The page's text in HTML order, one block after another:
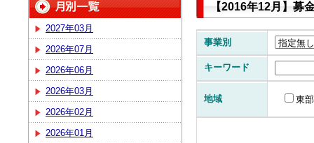
2027年03月
2026年07月
2026年06月
2026年03月
2026年02月
2026年01月
【2016年12月】募
事業別
キーワード
地域 東部